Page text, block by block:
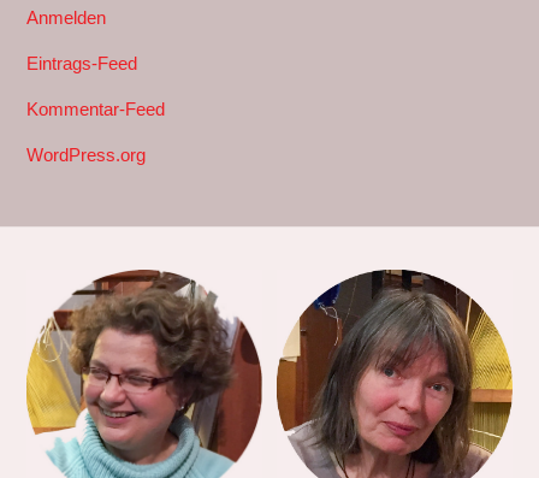
Anmelden
Eintrags-Feed
Kommentar-Feed
WordPress.org